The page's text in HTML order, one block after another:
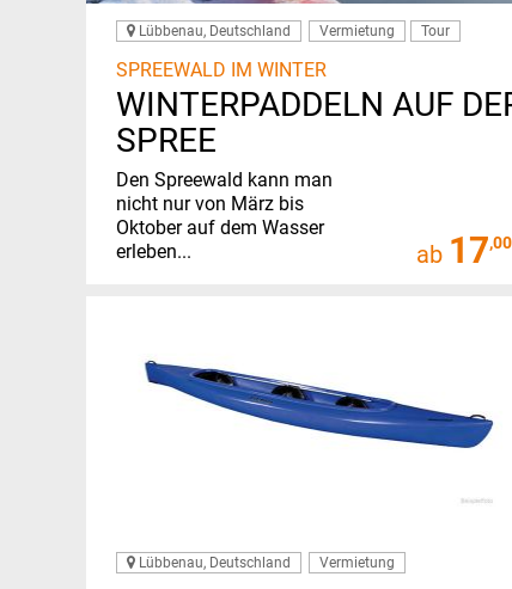
Lübbenau, Deutschland Vermietung Tour
SPREEWALD IM WINTER
WINTERPADDELN AUF
SPREE
Den Spreewald kann man
nicht nur von März bis
Oktober auf dem Wasser
erleben...
ab 17,00
Lübbenau, Deutschland Vermietung